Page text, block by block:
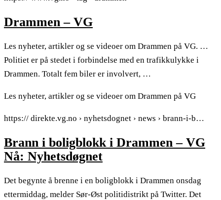
Drammen – VG
Les nyheter, artikler og se videoer om Drammen på VG. …
Politiet er på stedet i forbindelse med en trafikkulykke i
Drammen. Totalt fem biler er involvert, …
Les nyheter, artikler og se videoer om Drammen på VG
https:// direkte.vg.no › nyhetsdognet › news › brann-i-b…
Brann i boligblokk i Drammen – VG
Nå: Nyhetsdøgnet
Det begynte å brenne i en boligblokk i Drammen onsdag
ettermiddag, melder Sør-Øst politidistrikt på Twitter. Det